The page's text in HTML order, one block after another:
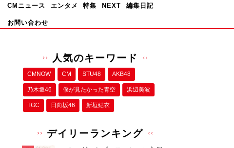
CMニュース エンタメ 特集 NEXT 編集日記
お問い合わせ
人気のキーワード
CMNOW CM STU48 AKB48
乃木坂46 僕が⾒たかった⻘空 浜辺美波
TGC 日向坂46 新垣結衣
デイリーランキング